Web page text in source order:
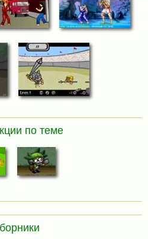
по теме